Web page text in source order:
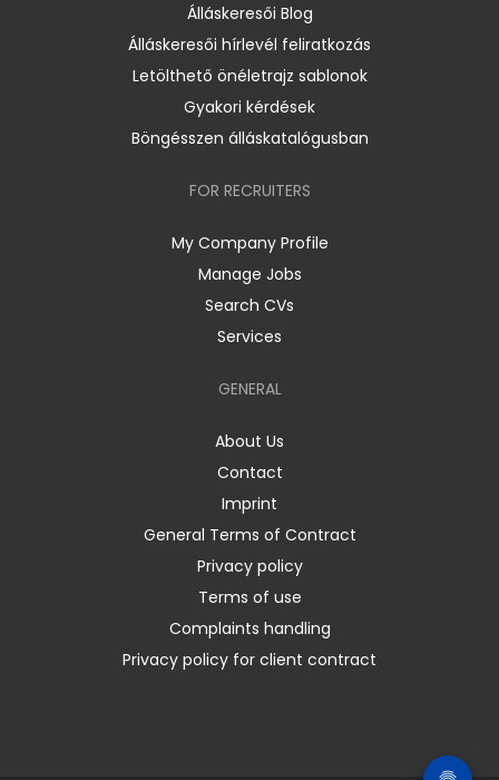
Álláskeresői Blog
Álláskeresői hírlevél feliratkozás
Letölthető önéletrajz sablonok
Gyakori kérdések
Böngésszen álláskatalógusban
FOR RECRUITERS
My Company Profile
Manage Jobs
Search CVs
Services
GENERAL
About Us
Contact
Imprint
General Terms of Contract
Privacy policy
Terms of use
Complaints handling
Privacy policy for client contract